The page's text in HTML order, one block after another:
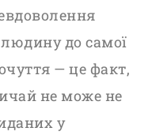
до самої
— це факт,
не може не
у